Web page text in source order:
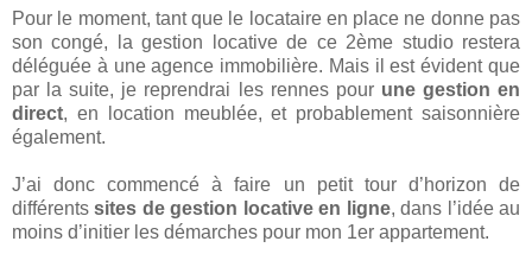
Pour le moment, tant que le locataire en place ne donne pas
son congé, la gestion locative de ce 2ème studio restera
déléguée à une agence immobilière. Mais il est évident que
par la suite, je reprendrai les rennes pour une gestion en
direct, en location meublée, et probablement saisonnière
également.
J’ai donc commencé à faire un petit tour d’horizon de
différentssites de gestion locative en ligne, dans l’idée au
moins d’initier les démarches pour mon 1er appartement.